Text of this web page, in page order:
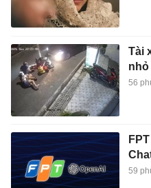
Tài
nhỏ
56
59